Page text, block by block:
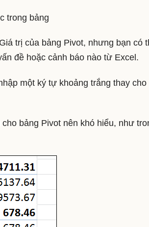
trong bảng
trị của bảng Pivot, nhưng bạn có
đề hoặc cảnh báo nào từ Excel.
một ký tự khoảng trắng thay cho
bảng Pivot nên khó hiểu, như